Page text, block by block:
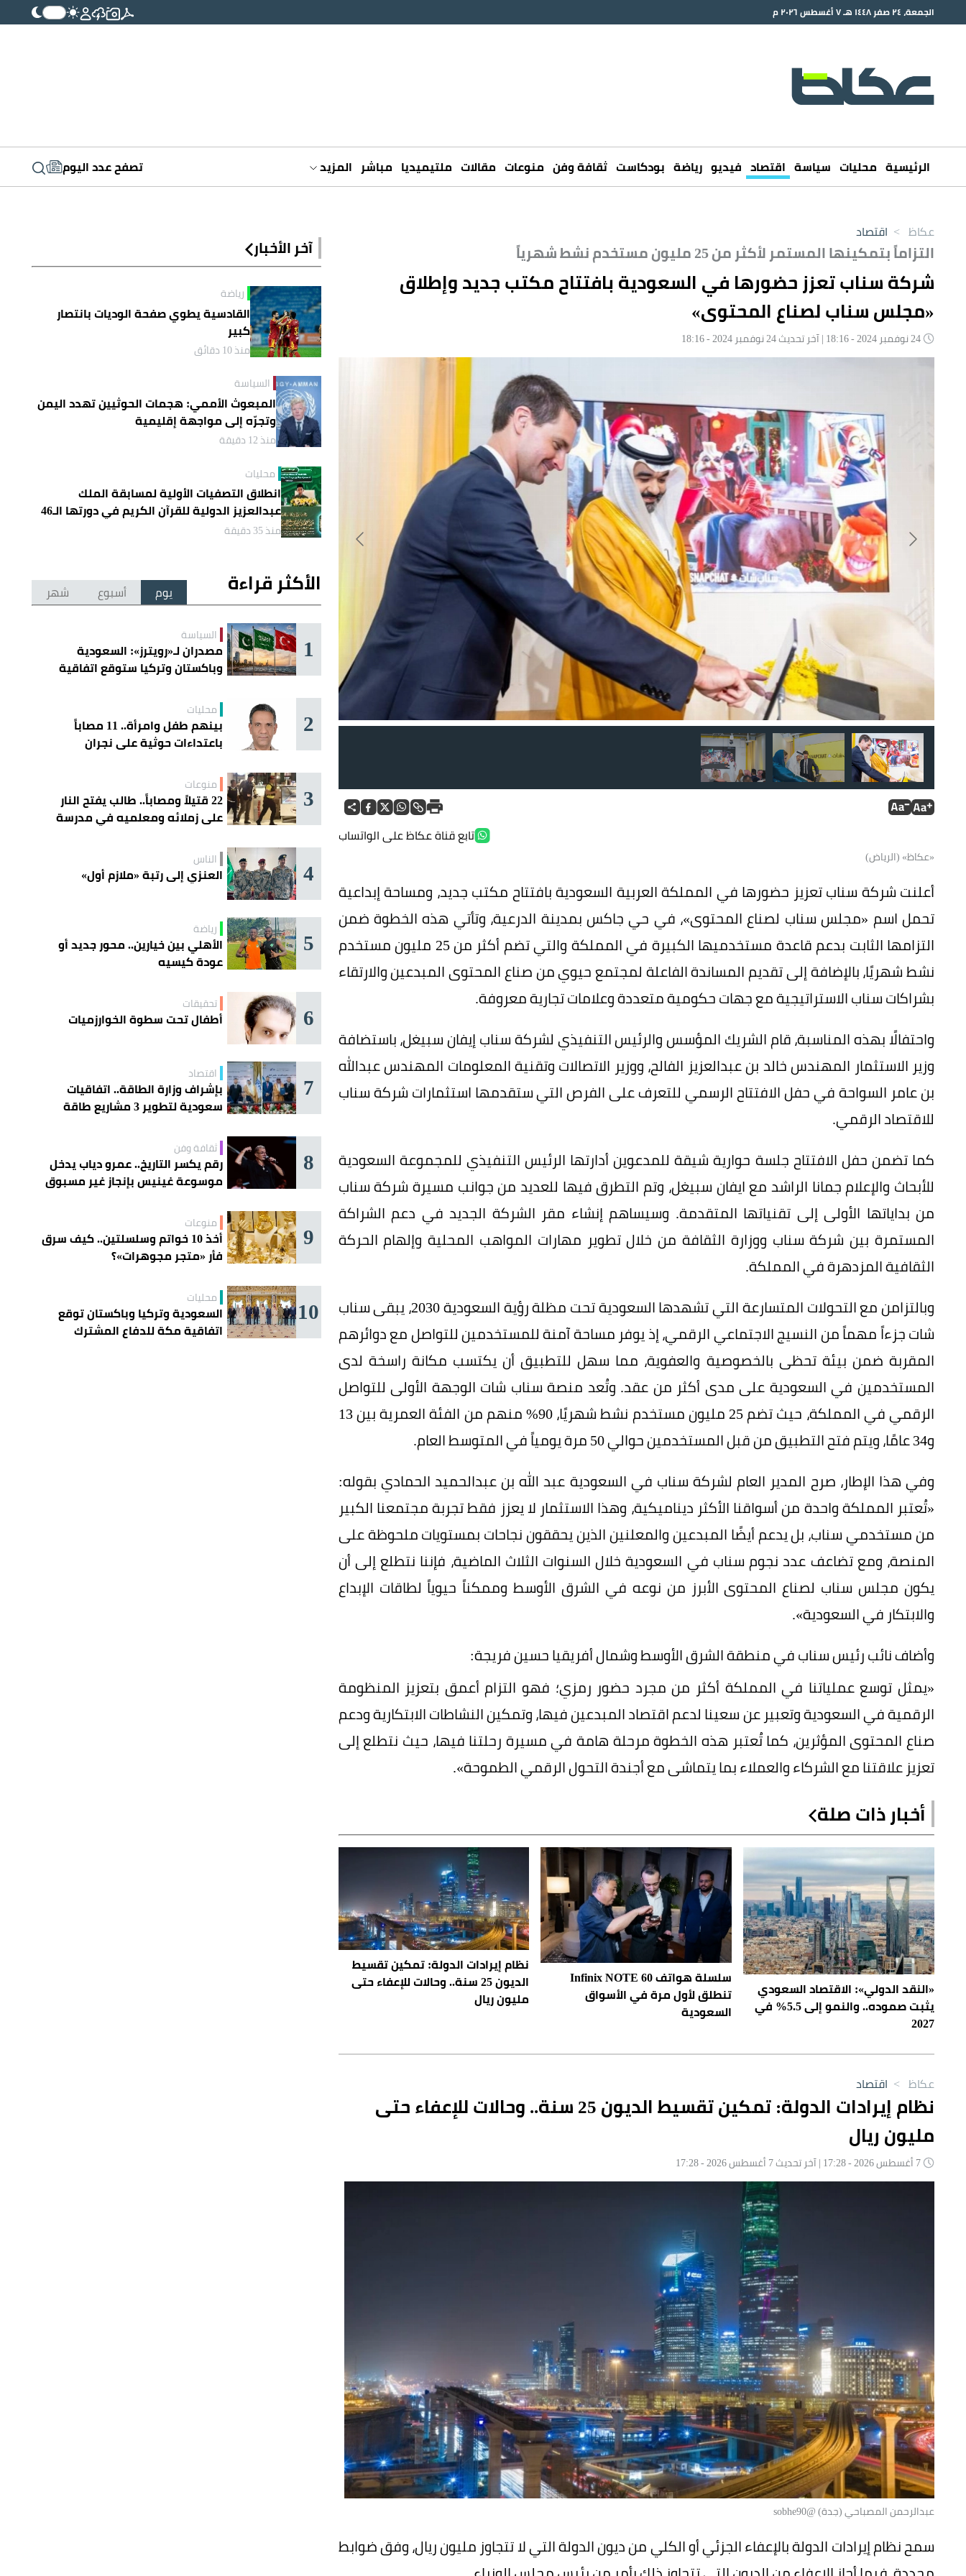
الجمعة، ٢٤ صفر ١٤٤٨ هـ ٧ أغسطس ٢٠٢٦ م
الرئيسية محليات سياسة اقتصاد فيديو رياضة بودكاست ثقافة وفن منوعات مقالات ملتيميديا مباشر المزيد تصفح عدد اليوم
عكاظ > اقتصاد
التزاماً بتمكينها المستمر لأكثر من 25 مليون مستخدم نشط شهرياً
شركة سناب تعزز حضورها في السعودية بافتتاح مكتب جديد وإطلاق
«مجلس سناب لصناع المحتوى»
تابع قناة عكاظ على الواتساب
«عكاظ» (الرياض)
أعلنت شركة سناب تعزيز حضورها في المملكة العربية السعودية بافتتاح مكتب جديد، ومساحة إبداعية
تحمل اسم «مجلس سناب لصناع المحتوى»، في حي جاكس بمدينة الدرعية، وتأتي هذه الخطوة ضمن
التزامها الثابت بدعم قاعدة مستخدميها الكبيرة في المملكة والتي تضم أكثر من 25 مليون مستخدم
نشط شهريًا، بالإضافة إلى تقديم المساندة الفاعلة لمجتمع حيوي من صناع المحتوى المبدعين والارتقاء
بشراكات سناب الاستراتيجية مع جهات حكومية متعددة وعلامات تجارية معروفة.
واحتفالًا بهذه المناسبة، قام الشريك المؤسس والرئيس التنفيذي لشركة سناب إيفان سبيغل، باستضافة
وزير الاستثمار المهندس خالد بن عبدالعزيز الفالح، ووزير الاتصالات وتقنية المعلومات المهندس عبدالله
بن عامر السواحة في حفل الافتتاح الرسمي للتعرف على الفرص التي ستقدمها استثمارات شركة سناب
للاقتصاد الرقمي.
كما تضمن حفل الافتتاح جلسة حوارية شيقة للمدعوين أدارتها الرئيس التنفيذي للمجموعة السعودية
للأبحاث والإعلام جمانا الراشد مع ايفان سبيغل، وتم التطرق فيها للعديد من جوانب مسيرة شركة سناب
من بداياتها الأولى إلى تقنياتها المتقدمة. وسيساهم إنشاء مقر الشركة الجديد في دعم الشراكة
المستمرة بين شركة سناب ووزارة الثقافة من خلال تطوير مهارات المواهب المحلية وإلهام الحركة
الثقافية المزدهرة في المملكة.
وبالتزامن مع التحولات المتسارعة التي تشهدها السعودية تحت مظلة رؤية السعودية 2030، يبقى سناب
شات جزءاً مهماً من النسيج الاجتماعي الرقمي، إذ يوفر مساحة آمنة للمستخدمين للتواصل مع دوائرهم
المقربة ضمن بيئة تحظى بالخصوصية والعفوية، مما سهل للتطبيق أن يكتسب مكانة راسخة لدى
المستخدمين في السعودية على مدى أكثر من عقد. وتُعد منصة سناب شات الوجهة الأولى للتواصل
الرقمي في المملكة، حيث تضم 25 مليون مستخدم نشط شهريًا، 90% منهم من الفئة العمرية بين 13
و34 عامًا، ويتم فتح التطبيق من قبل المستخدمين حوالي 50 مرة يومياً في المتوسط العام.
وفي هذا الإطار، صرح المدير العام لشركة سناب في السعودية عبد الله بن عبدالحميد الحمادي بقوله:
«تُعتبر المملكة واحدة من أسواقنا الأكثر ديناميكية، وهذا الاستثمار لا يعزز فقط تجربة مجتمعنا الكبير
من مستخدمي سناب، بل يدعم أيضًا المبدعين والمعلنين الذين يحققون نجاحات بمستويات ملحوظة على
المنصة، ومع تضاعف عدد نجوم سناب في السعودية خلال السنوات الثلاث الماضية، فإننا نتطلع إلى أن
يكون مجلس سناب لصناع المحتوى الأبرز من نوعه في الشرق الأوسط وممكناً حيوياً لطاقات الإبداع
والابتكار في السعودية».
وأضاف نائب رئيس سناب في منطقة الشرق الأوسط وشمال أفريقيا حسين فريجة:
«يمثل توسع عملياتنا في المملكة أكثر من مجرد حضور رمزي؛ فهو التزام أعمق بتعزيز المنظومة
الرقمية في السعودية وتعبير عن سعينا لدعم اقتصاد المبدعين فيها، وتمكين النشاطات الابتكارية ودعم
صناع المحتوى المؤثرين، كما تُعتبر هذه الخطوة مرحلة هامة في مسيرة رحلتنا فيها، حيث نتطلع إلى
تعزيز علاقتنا مع الشركاء والعملاء بما يتماشى مع أجندة التحول الرقمي الطموحة».
أخبار ذات صلة
«النقد الدولي»: الاقتصاد السعودي
يثبت صموده.. والنمو إلى 5.5% في
2027
سلسلة هواتف Infinix NOTE 60
تنطلق لأول مرة في الأسواق
السعودية
نظام إيرادات الدولة: تمكين تقسيط
الديون 25 سنة.. وحالات للإعفاء حتى
مليون ريال
آخر الأخبار
رياضة
القادسية يطوي صفحة الوديات بانتصار
كبير
منذ 10 دقائق
السياسة
المبعوث الأممي: هجمات الحوثيين تهدد اليمن
وتجرّه إلى مواجهة إقليمية
منذ 12 دقيقة
محليات
انطلاق التصفيات الأولية لمسابقة الملك
عبدالعزيز الدولية للقرآن الكريم في دورتها الـ46
منذ 35 دقيقة
الأكثر قراءة يوم أسبوع شهر
1 السياسة
مصدران لـ«رويترز»: السعودية
وباكستان وتركيا ستوقع اتفاقية
2 محليات
بينهم طفل وامرأة.. 11 مصاباً
باعتداءات حوثية على نجران
3 منوعات
22 قتيلاً ومصاباً.. طالب يفتح النار
على زملائه ومعلميه في مدرسة
4 الناس
العنزي إلى رتبة «ملازم أول»
5 رياضة
الأهلي بين خيارين.. محور جديد أو
عودة كيسيه
6 تحقيقات
أطفال تحت سطوة الخوارزميات
7 اقتصاد
بإشراف وزارة الطاقة.. اتفاقيات
سعودية لتطوير 3 مشاريع طاقة
8 ثقافة وفن
رقم يكسر التاريخ.. عمرو دياب يدخل
موسوعة غينيس بإنجاز غير مسبوق
9 منوعات
أخذ 10 خواتم وسلسلتين.. كيف سرق
فأر «متجر مجوهرات»؟
10 محليات
السعودية وتركيا وباكستان توقع
اتفاقية مكة للدفاع المشترك
عكاظ > اقتصاد
نظام إيرادات الدولة: تمكين تقسيط الديون 25 سنة.. وحالات للإعفاء حتى
مليون ريال
عبدالرحمن المصباحي (جدة) @sobhe90
سمح نظام إيرادات الدولة بالإعفاء الجزئي أو الكلي من ديون الدولة التي لا تتجاوز مليون ريال، وفق ضوابط